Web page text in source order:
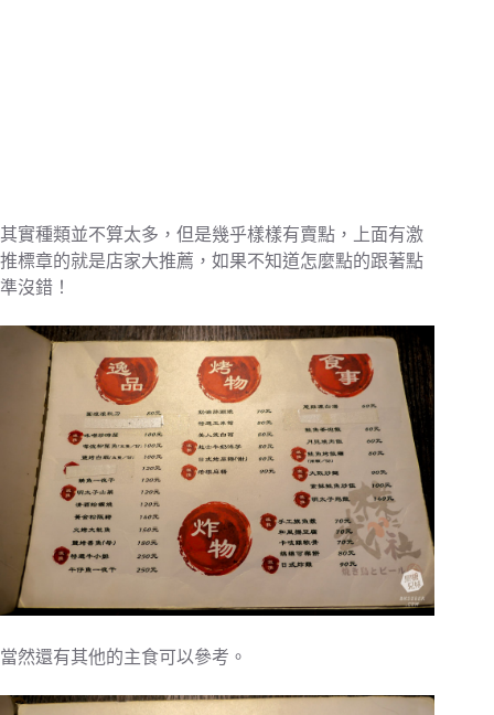
其實種類並不算太多，但是幾乎樣樣有賣點，上面有激
推標章的就是店家大推薦，如果不知道怎麼點的跟著點
準沒錯！
當然還有其他的主食可以參考。